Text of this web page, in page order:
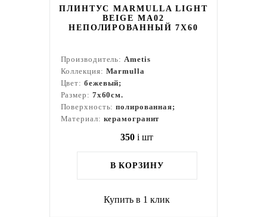
ПЛИНТУС MARMULLA LIGHT
BEIGE MA02
НЕПОЛИРОВАННЫЙ 7X60
Производитель:Ametis
Коллекция: Marmulla
Цвет: бежевый;
Размер: 7x60см.
Поверхность:полированная;
Материал: керамогранит
350 i шт
В КОРЗИНУ
Купить в 1 клик